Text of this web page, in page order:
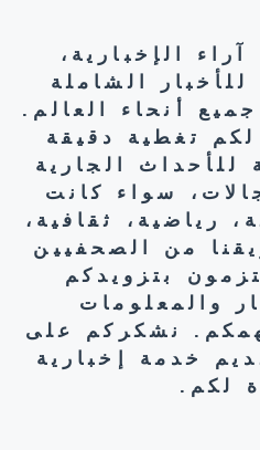
الإخبارية،
الشاملة
أنحاء العالم.
تغطية دقيقة
للأحداث الجارية
سواء كانت
رياضية، ثقافية،
من الصحفيين
بتزويدكم
والمعلومات
نشكركم على
خدمة إخبارية
لكم.